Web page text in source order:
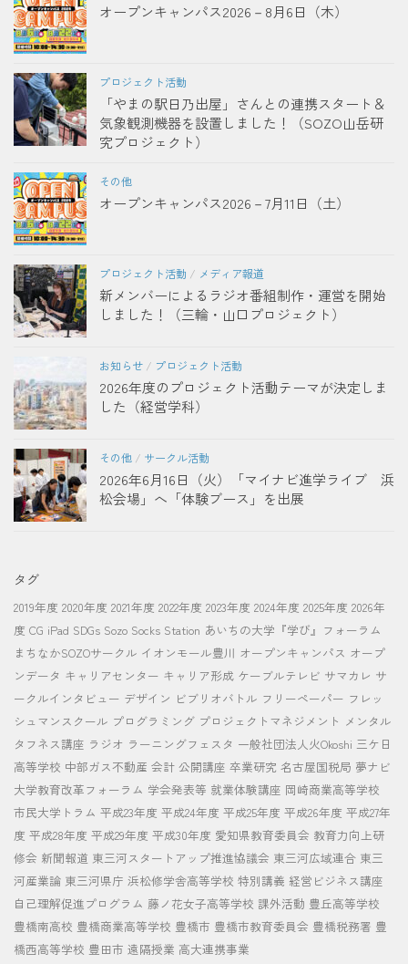
オープンキャンパス2026－8月6日（木）
プロジェクト活動
「やまの駅日乃出屋」さんとの連携スタート＆
気象観測機器を設置しました！（SOZO山岳研
究プロジェクト）
その他
オープンキャンパス2026－7月11日（土）
プロジェクト活動 / メディア報道
新メンバーによるラジオ番組制作・運営を開始
しました！（三輪・山口プロジェクト）
お知らせ / プロジェクト活動
2026年度のプロジェクト活動テーマが決定しま
した（経営学科）
その他 / サークル活動
2026年6月16日（火）「マイナビ進学ライブ 浜
松会場」へ「体験ブース」を出展
タグ
2019年度 2020年度 2021年度 2022年度 2023年度 2024年度 2025年度 2026年
度 CG iPad SDGs Sozo Socks Station あいちの大学『学び』フォーラム
まちなかSOZOサークル イオンモール豊川 オープンキャンパス オープ
ンデータ キャリアセンター キャリア形成 ケーブルテレビ サマカレ サ
ークルインタビュー デザイン ビブリオバトル フリーペーパー フレッ
シュマンスクール プログラミング プロジェクトマネジメント メンタル
タフネス講座 ラジオ ラーニングフェスタ 一般社団法人火Okoshi 三ケ日
高等学校 中部ガス不動産 会計 公開講座 卒業研究 名古屋国税局 夢ナビ
大学教育改革フォーラム 学会発表等 就業体験講座 岡崎商業高等学校
市民大学トラム 平成23年度 平成24年度 平成25年度 平成26年度 平成27年
度 平成28年度 平成29年度 平成30年度 愛知県教育委員会 教育力向上研
修会 新聞報道 東三河スタートアップ推進協議会 東三河広域連合 東三
河産業論 東三河県庁 浜松修学舎高等学校 特別講義 経営ビジネス講座
自己理解促進プログラム 藤ノ花女子高等学校 課外活動 豊丘高等学校
豊橋南高校 豊橋商業高等学校 豊橋市 豊橋市教育委員会 豊橋税務署 豊
橋西高等学校 豊田市 遠隔授業 高大連携事業